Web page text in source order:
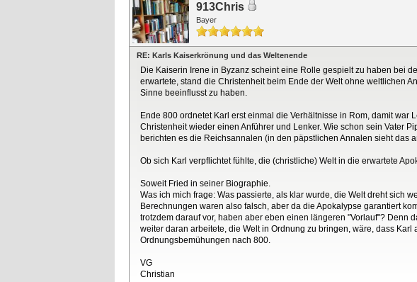
913Chris
Bayer
RE: Karls Kaiserkrönung und das Weltenende
Die Kaiserin Irene in Byzanz scheint eine Rolle gespielt zu haben bei
erwartete, stand die Christenheit beim Ende der Welt ohne weltlichen
Sinne beeinflusst zu haben.
Ende 800 ordnetet Karl erst einmal die Verhältnisse in Rom, damit war
Christenheit wieder einen Anführer und Lenker. Wie schon sein Vater
berichten es die Reichsannalen (in den päpstlichen Annalen sieht das
Ob sich Karl verpflichtet fühlte, die (christliche) Welt in die erwartete
Soweit Fried in seiner Biographie.
Was ich mich frage: Was passierte, als klar wurde, die Welt dreht sich
Berechnungen waren also falsch, aber da die Apokalypse garantiert
trotzdem darauf vor, haben aber eben einen längeren "Vorlauf"? Denn
weiter daran arbeitete, die Welt in Ordnung zu bringen, wäre, dass
Ordnungsbemühungen nach 800.
VG
Christian